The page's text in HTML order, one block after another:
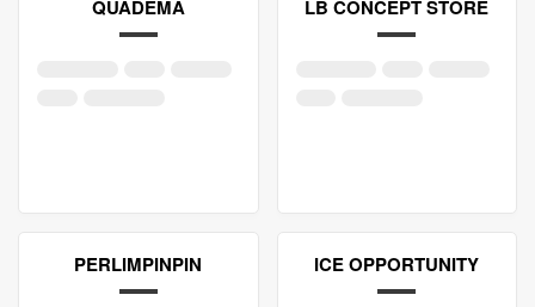
QUADEMA LB CONCEPT STORE
PERLIMPINPIN ICE OPPORTUNITY